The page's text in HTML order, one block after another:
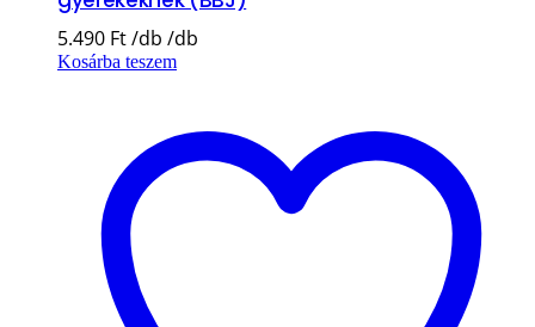
5.490 Ft
Kosárba teszem